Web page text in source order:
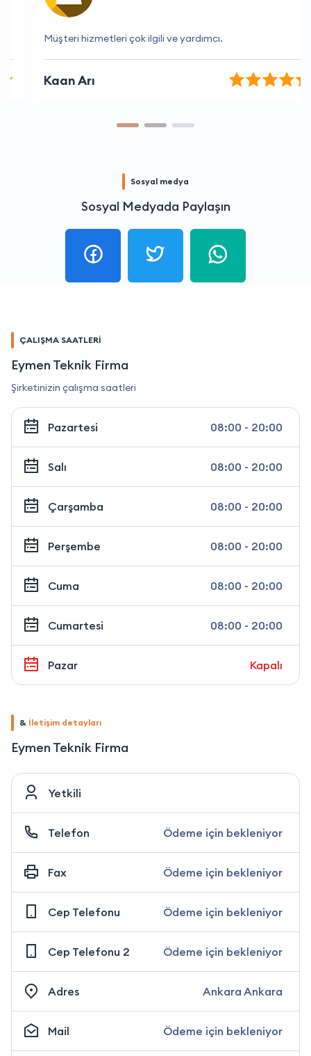
Müşteri hizmetleri çok ilgili ve yardımcı.
Kaan Arı
Sosyal medya
Sosyal Medyada Paylaşın
ÇALIŞMA SAATLERİ
Eymen Teknik Firma
Şirketinizin çalışma saatleri
Pazartesi 08:00 - 20:00
Salı 08:00 - 20:00
Çarşamba 08:00 - 20:00
Perşembe 08:00 - 20:00
Cuma 08:00 - 20:00
Cumartesi 08:00 - 20:00
Pazar Kapalı
& İletişim detayları
Eymen Teknik Firma
Yetkili
Telefon Ödeme için bekleniyor
Fax Ödeme için bekleniyor
Cep Telefonu Ödeme için bekleniyor
Cep Telefonu 2 Ödeme için bekleniyor
Adres Ankara Ankara
Mail Ödeme için bekleniyor